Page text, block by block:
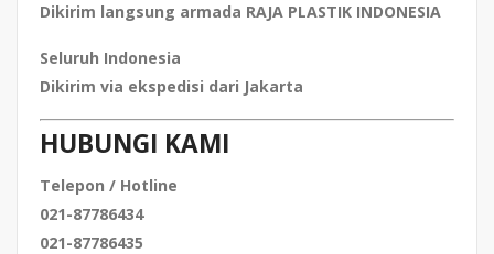
Dikirim langsung armada RAJA PLASTIK INDONESIA
Seluruh Indonesia
Dikirim via ekspedisi dari Jakarta
HUBUNGI KAMI
Telepon / Hotline
021-87786434
021-87786435